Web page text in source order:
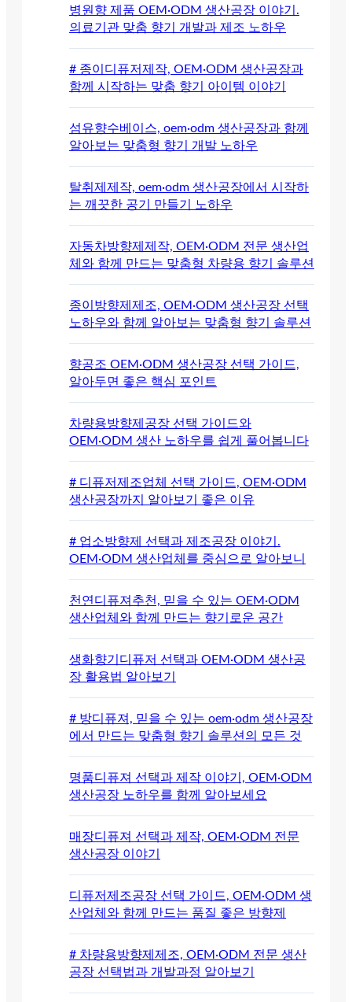
병원향 제품 OEM·ODM 생산공장 이야기.
의료기관 맞춤 향기 개발과 제조 노하우
# 종이디퓨저제작, OEM·ODM 생산공장과
함께 시작하는 맞춤 향기 아이템 이야기
섬유향수베이스, oem·odm 생산공장과 함께
알아보는 맞춤형 향기 개발 노하우
탈취제제작, oem·odm 생산공장에서 시작하
는 깨끗한 공기 만들기 노하우
자동차방향제제작, OEM·ODM 전문 생산업
체와 함께 만드는 맞춤형 차량용 향기 솔루션
종이방향제제조, OEM·ODM 생산공장 선택
노하우와 함께 알아보는 맞춤형 향기 솔루션
향공조 OEM·ODM 생산공장 선택 가이드,
알아두면 좋은 핵심 포인트
차량용방향제공장 선택 가이드와
OEM·ODM 생산 노하우를 쉽게 풀어봅니다
# 디퓨저제조업체 선택 가이드, OEM·ODM
생산공장까지 알아보기 좋은 이유
# 업소방향제 선택과 제조공장 이야기.
OEM·ODM 생산업체를 중심으로 알아보니
천연디퓨져추천, 믿을 수 있는 OEM·ODM
생산업체와 함께 만드는 향기로운 공간
생화향기디퓨저 선택과 OEM·ODM 생산공
장 활용법 알아보기
# 방디퓨져, 믿을 수 있는 oem·odm 생산공장
에서 만드는 맞춤형 향기 솔루션의 모든 것
명품디퓨져 선택과 제작 이야기, OEM·ODM
생산공장 노하우를 함께 알아보세요
매장디퓨져 선택과 제작, OEM·ODM 전문
생산공장 이야기
디퓨저제조공장 선택 가이드, OEM·ODM 생
산업체와 함께 만드는 품질 좋은 방향제
# 차량용방향제제조, OEM·ODM 전문 생산
공장 선택법과 개발과정 알아보기